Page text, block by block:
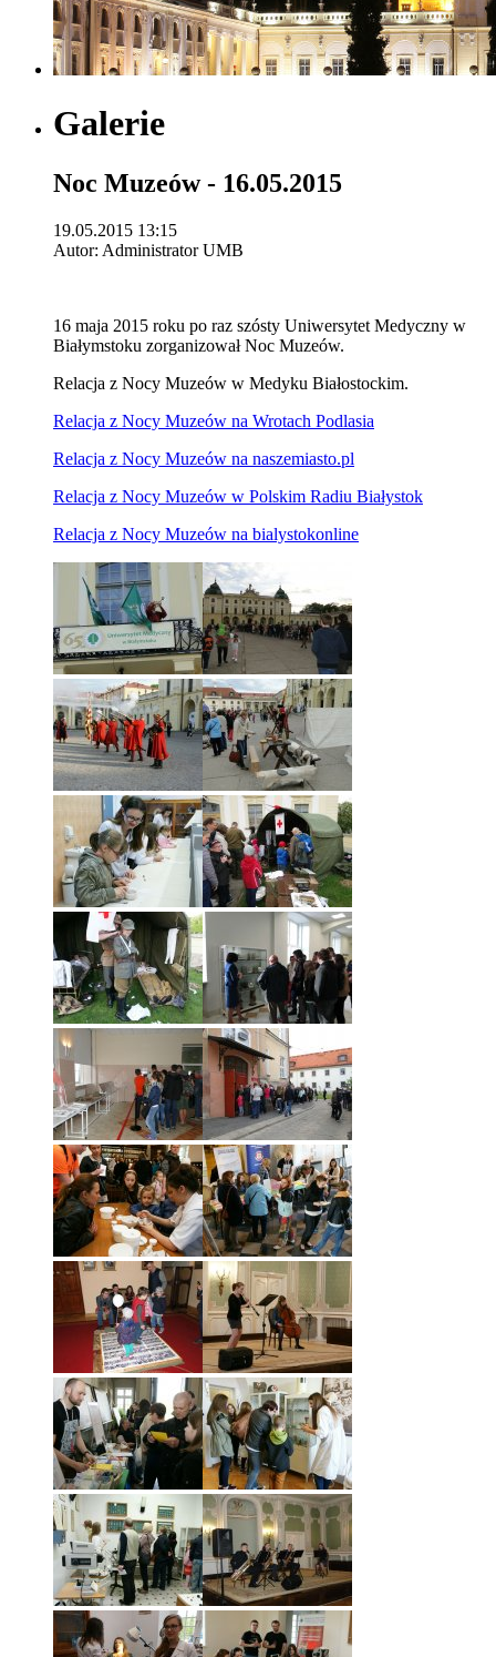
Galerie
Noc Muzeów - 16.05.2015
19.05.2015 13:15
Autor: Administrator UMB
16 maja 2015 roku po raz szósty Uniwersytet Medyczny w
Białymstoku zorganizował Noc Muzeów.
Relacja z Nocy Muzeów w Medyku Białostockim.
Relacja z Nocy Muzeów na Wrotach Podlasia
Relacja z Nocy Muzeów na naszemiasto.pl
Relacja z Nocy Muzeów w Polskim Radiu Białystok
Relacja z Nocy Muzeów na bialystokonline